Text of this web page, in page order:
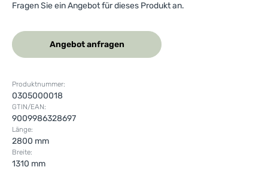
Fragen Sie ein Angebot für dieses Produkt an.
Angebot anfragen
Produktnummer:
0305000018
GTIN/EAN:
9009986328697
Länge:
2800 mm
Breite:
1310 mm